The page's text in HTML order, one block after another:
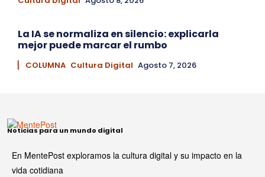
La IA se normaliza en silencio: explicarla
mejor puede marcar el rumbo
▏ COLUMNA Cultura Digital Agosto 7, 2026
Noticias para un mundo digital
En MentePost exploramos la cultura digital y su impacto en la
vida cotidiana